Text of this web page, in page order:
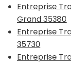
Entreprise
Grand 35380
Entreprise
35730
Entreprise